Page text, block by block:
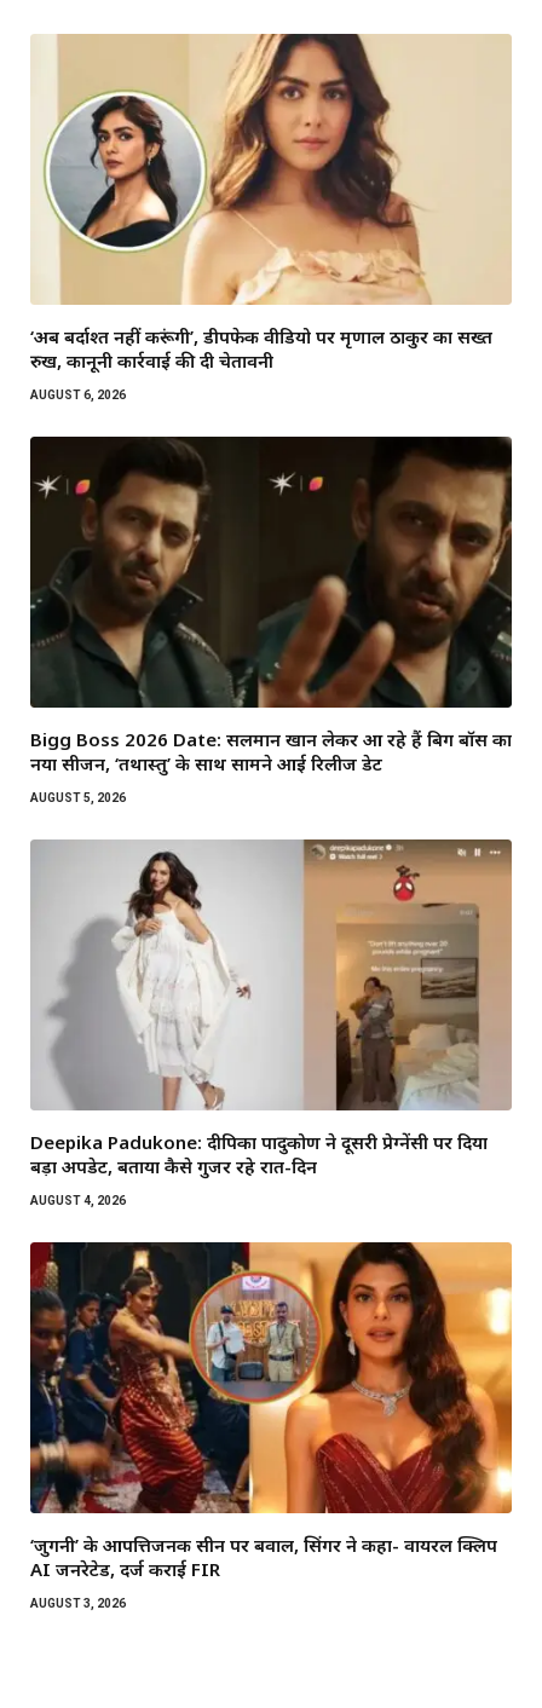
‘अब बर्दाश्त नहीं करूंगी’, डीपफेक वीडियो पर मृणाल ठाकुर का सख्त
रुख, कानूनी कार्रवाई की दी चेतावनी
AUGUST 6, 2026
Bigg Boss 2026 Date: सलमान खान लेकर आ रहे हैं बिग बॉस का
नया सीजन, ‘तथास्तु’ के साथ सामने आई रिलीज डेट
AUGUST 5, 2026
Deepika Padukone: दीपिका पादुकोण ने दूसरी प्रेग्नेंसी पर दिया
बड़ा अपडेट, बताया कैसे गुजर रहे रात-दिन
AUGUST 4, 2026
‘जुगनी’ के आपत्तिजनक सीन पर बवाल, सिंगर ने कहा- वायरल क्लिप
AI जनरेटेड, दर्ज कराई FIR
AUGUST 3, 2026